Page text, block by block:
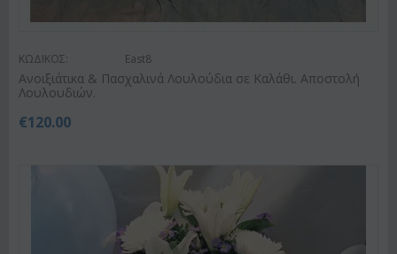
ΚΩΔΙΚΟΣ: East8
Ανοιξιάτικα & Πασχαλινά Λουλούδια σε Καλάθι. Αποστολή
Λουλουδιών.
€120.00